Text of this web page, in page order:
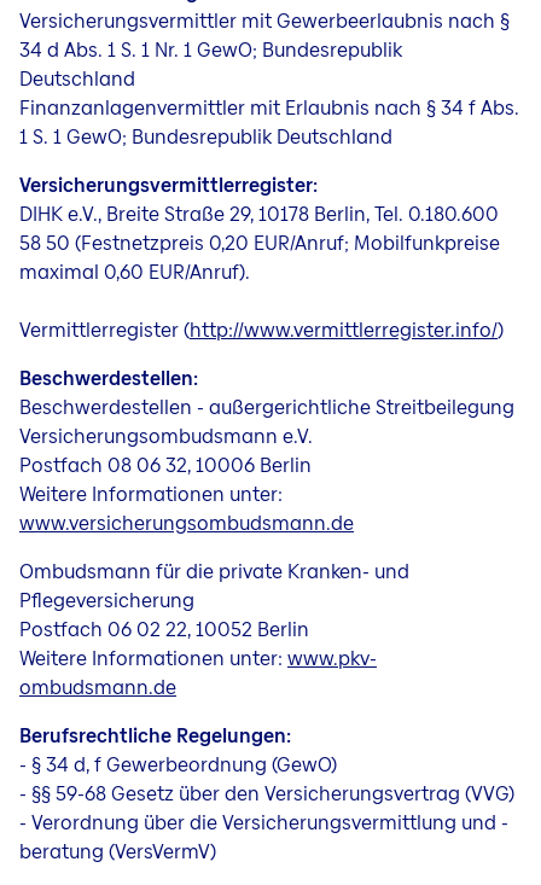
Versicherungsvermittler mit Gewerbeerlaubnis nach §
34 d Abs. 1 S. 1 Nr. 1 GewO; Bundesrepublik
Deutschland
Finanzanlagenvermittler mit Erlaubnis nach § 34 f Abs.
1 S. 1 GewO; Bundesrepublik Deutschland
Versicherungsvermittlerregister:
DIHK e.V., Breite Straße 29, 10178 Berlin, Tel. 0.180.600
58 50 (Festnetzpreis 0,20 EUR/Anruf; Mobilfunkpreise
maximal 0,60 EUR/Anruf).
Vermittlerregister (http://www.vermittlerregister.info/)
Beschwerdestellen:
Beschwerdestellen - außergerichtliche Streitbeilegung
Versicherungsombudsmann e.V.
Postfach 08 06 32, 10006 Berlin
Weitere Informationen unter:
www.versicherungsombudsmann.de
Ombudsmann für die private Kranken- und
Pflegeversicherung
Postfach 06 02 22, 10052 Berlin
Weitere Informationen unter: www.pkv-
ombudsmann.de
Berufsrechtliche Regelungen:
- § 34 d, f Gewerbeordnung (GewO)
- §§ 59-68 Gesetz über den Versicherungsvertrag (VVG)
- Verordnung über die Versicherungsvermittlung und -
beratung (VersVermV)